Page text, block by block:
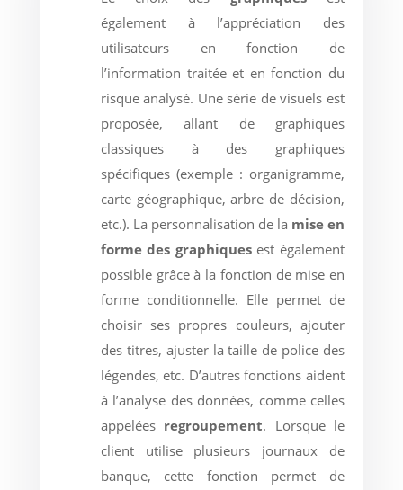
également à l’appréciation des
utilisateurs en fonction de
l’information traitée et en fonction du
risque analysé. Une série de visuels est
proposée, allant de graphiques
classiques à des graphiques
spécifiques (exemple : organigramme,
carte géographique, arbre de décision,
etc.). La personnalisation de la mise en
forme des graphiquesest également
possible grâce à la fonction de mise en
forme conditionnelle. Elle permet de
choisir ses propres couleurs, ajouter
des titres, ajuster la taille de police des
légendes, etc. D’autres fonctions aident
à l’analyse des données, comme celles
appelées regroupement. Lorsque le
client utilise plusieurs journaux de
banque, cette fonction permet de